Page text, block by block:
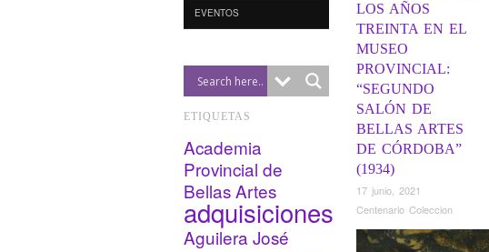
EVENTOS
ETIQUETAS
Academia
Provincial de
Bellas Artes
adquisiciones
Aguilera José
LOS AÑOS
TREINTA EN EL
MUSEO
PROVINCIAL:
“SEGUNDO
SALÓN DE
BELLAS ARTES
DE CÓRDOBA”
(1934)
17 junio, 2021
Centenario Coleccion